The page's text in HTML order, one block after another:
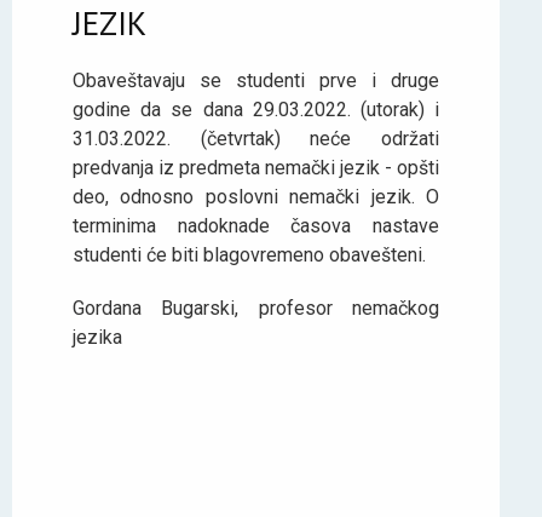
JEZIK
Obaveštavaju se studenti prve i druge
godine da se dana 29.03.2022. (utorak) i
31.03.2022. (četvrtak) neće održati
predvanja iz predmeta nemački jezik - opšti
deo, odnosno poslovni nemački jezik. O
terminima nadoknade časova nastave
studenti će biti blagovremeno obavešteni.
Gordana Bugarski, profesor nemačkog
jezika